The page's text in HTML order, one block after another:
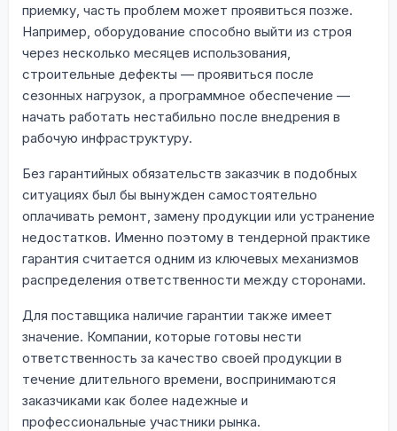
приемку, часть проблем может проявиться позже.
Например, оборудование способно выйти из строя
через несколько месяцев использования,
строительные дефекты — проявиться после
сезонных нагрузок, а программное обеспечение —
начать работать нестабильно после внедрения в
рабочую инфраструктуру.
Без гарантийных обязательств заказчик в подобных
ситуациях был бы вынужден самостоятельно
оплачивать ремонт, замену продукции или устранение
недостатков. Именно поэтому в тендерной практике
гарантия считается одним из ключевых механизмов
распределения ответственности между сторонами.
Для поставщика наличие гарантии также имеет
значение. Компании, которые готовы нести
ответственность за качество своей продукции в
течение длительного времени, воспринимаются
заказчиками как более надежные и
профессиональные участники рынка.